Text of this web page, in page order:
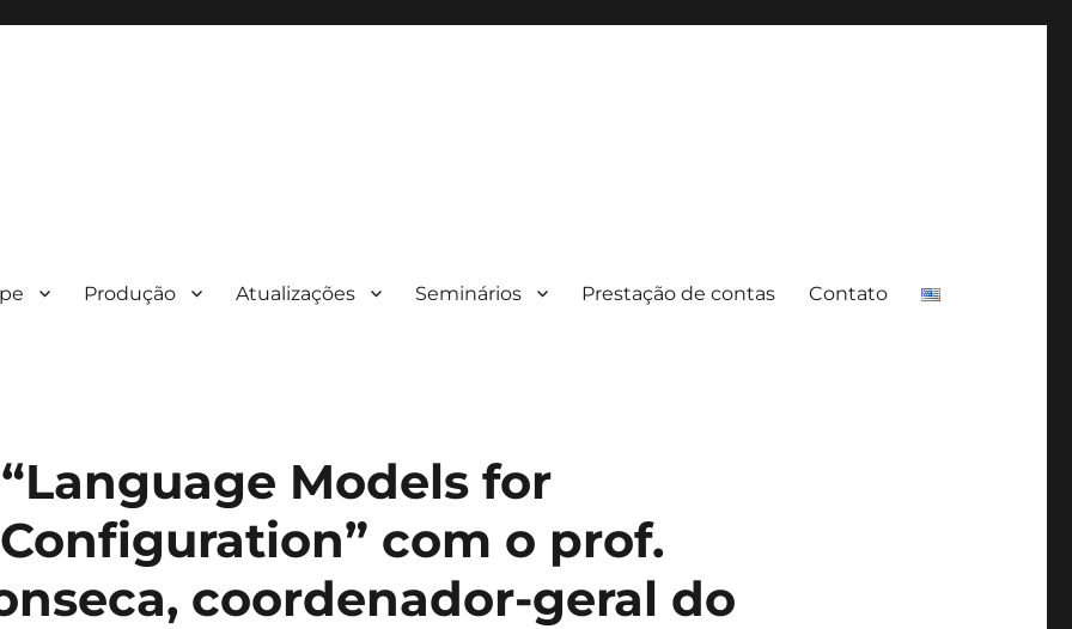
Produção Atualizações Seminários Prestação de contas Contato
Models for
com o prof.
coordenador-geral do